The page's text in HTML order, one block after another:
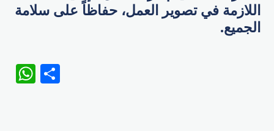
اللازمة في تصوير العمل، حفاظاً على سلامة
الجميع.
WhatsApp